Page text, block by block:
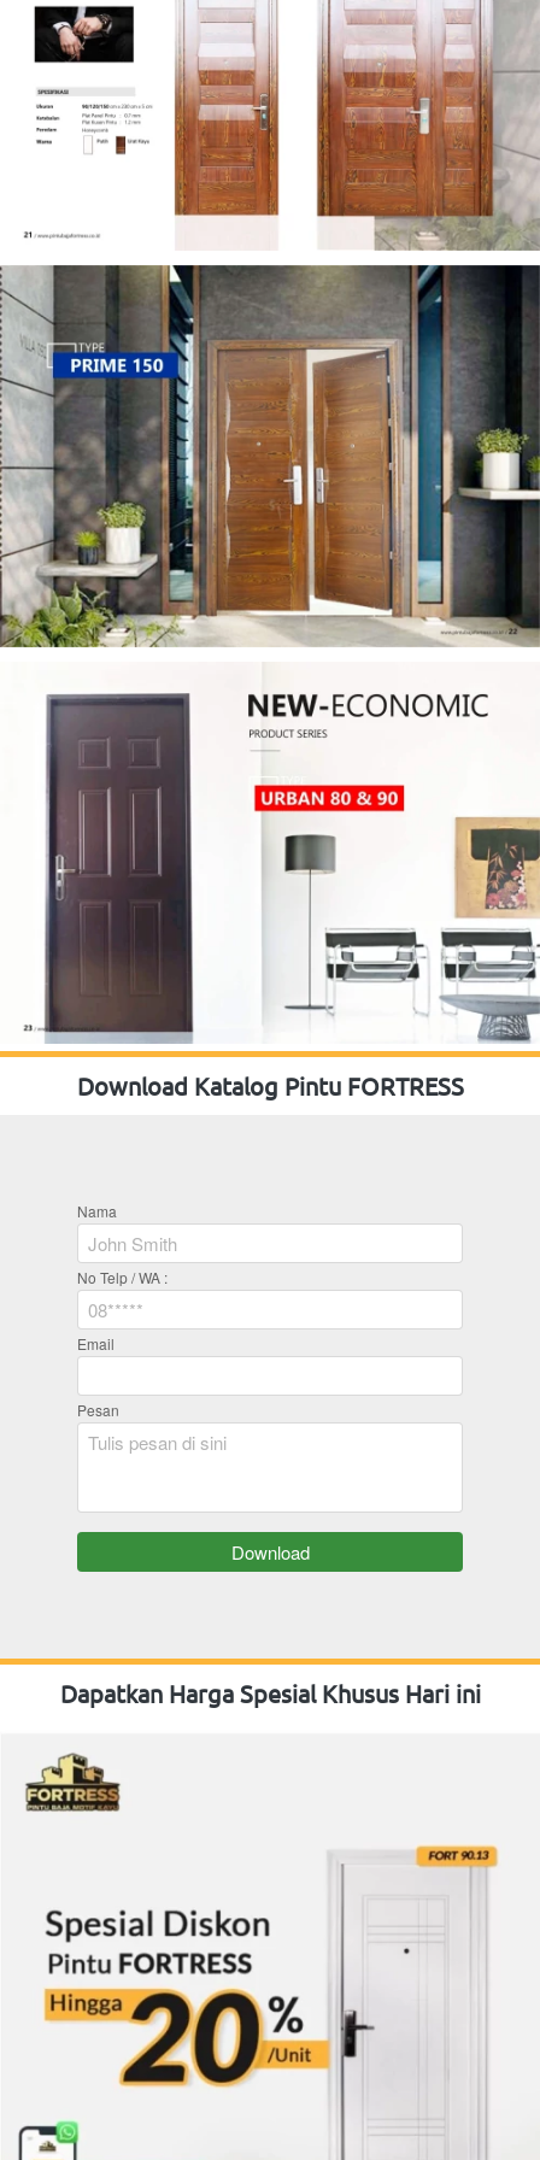
Download Katalog Pintu FORTRESS
Nama
No Telp / WA :
Email
Pesan
`Download
Dapatkan Harga Spesial Khusus Hari ini